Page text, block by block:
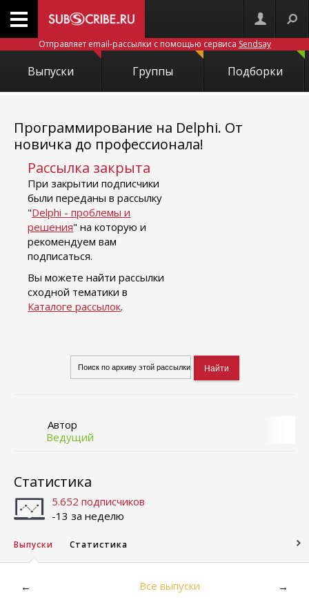
Отправляет email-рассылки с помощью сервиса Sendsay
Выпуски Группы Подборки
Программирование на Delphi. От
новичка до профессионала!
Рассылка закрыта
При закрытии подписчики
были переданы в рассылку
"Delphi - проблемы и
решения" на которую и
рекомендуем вам
подписаться.
Вы можете найти рассылки
сходной тематики в
Каталоге рассылок.
Автор
Ведущий
Статистика
5.652 подписчиков
-13 за неделю
Выпуски Статистика
← Все выпуски →